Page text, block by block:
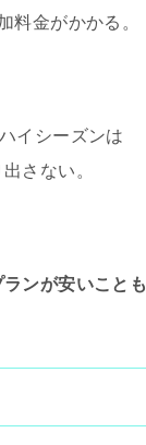
料金がかかる。
イシーズンは
さない。
ンが安いことも